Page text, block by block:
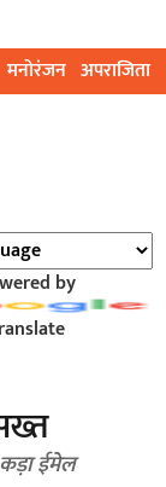
मनोरंजन अपराजिता
by
ईमेल